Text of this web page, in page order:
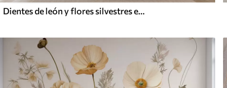
Dientes de león y flores silvestres en estilo acuarela